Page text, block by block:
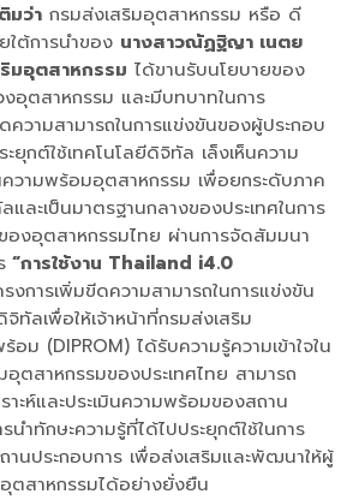
มว่า กรมส่งเสริมอุตสาหกรรม หรือ ดี
ใต้การนำของ นางสาวณัฏฐิญา เนตย
มอุตสาหกรรม ได้ขานรับนโยบายของ
งอุตสาหกรรม และมีบทบาทในการ
วามสามารถในการแข่งขันของผู้ประกอบ
ยุกต์ใช้เทคโนโลยีดิจิทัล เล็งเห็นความ
วามพร้อมอุตสาหกรรม เพื่อยกระดับภาค
ละเป็นมาตรฐานกลางของประเทศในการ
องอุตสาหกรรมไทย ผ่านการจัดสัมมนา
“การใช้งาน Thailand i4.0
งการเพิ่มขีดความสามารถในการแข่งขัน
ทัลเพื่อให้เจ้าหน้าที่กรมส่งเสริม
ม (DIPROM) ได้รับความรู้ความเข้าใจใน
อุตสาหกรรมของประเทศไทย สามารถ
ะห์และประเมินความพร้อมของสถาน
นำทักษะความรู้ที่ได้ไปประยุกต์ใช้ในการ
นประกอบการ เพื่อส่งเสริมและพัฒนาให้ผู้
ตสาหกรรมได้อย่างยั่งยืน